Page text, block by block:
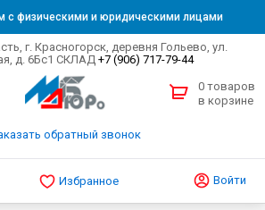
с физическими и юридическими лицами
г. Красногорск, деревня Гольево, ул.
д. 6Бс1 СКЛАД +7 (906) 717-79-44
обратный звонок
0 товаров
в корзине
Избранное Войти